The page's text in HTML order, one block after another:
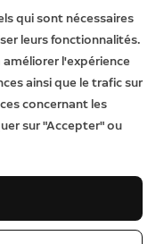
qui sont nécessaires
leurs fonctionnalités.
l'expérience
ainsi que le trafic sur
concernant les
sur "Accepter" ou